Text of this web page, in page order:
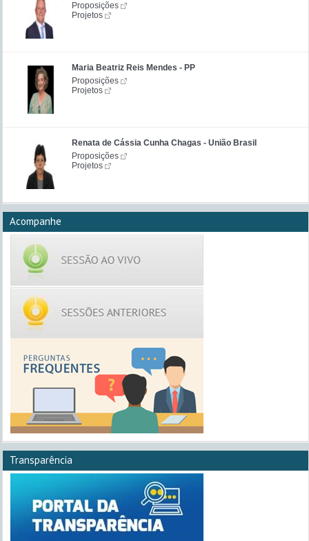
Proposições
Projetos
Maria Beatriz Reis Mendes - PP
Proposições
Projetos
Renata de Cássia Cunha Chagas - União Brasil
Proposições
Projetos
Acompanhe
Transparência